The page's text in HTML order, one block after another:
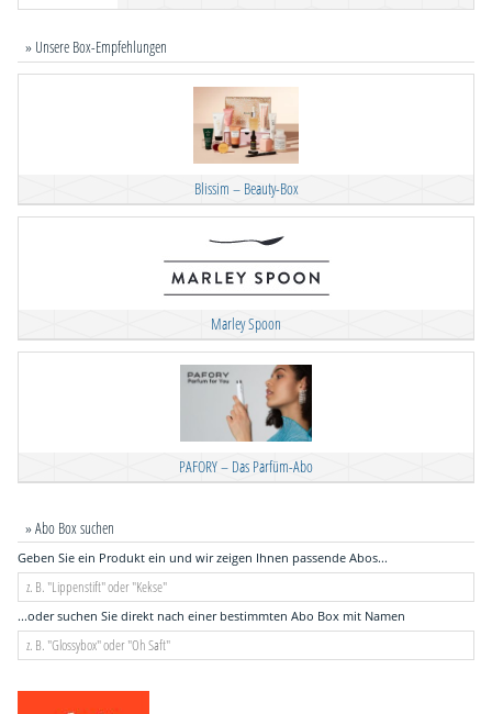
» Unsere Box-Empfehlungen
Blissim – Beauty-Box
Marley Spoon
PAFORY – Das Parfüm-Abo
» Abo Box suchen
Geben Sie ein Produkt ein und wir zeigen Ihnen passende Abos...
...oder suchen Sie direkt nach einer bestimmten Abo Box mit Namen